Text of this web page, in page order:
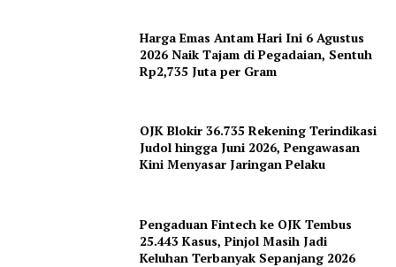
Harga Emas Antam Hari Ini 6 Agustus
2026 Naik Tajam di Pegadaian, Sentuh
Rp2,735 Juta per Gram
OJK Blokir 36.735 Rekening Terindikasi
Judol hingga Juni 2026, Pengawasan
Kini Menyasar Jaringan Pelaku
Pengaduan Fintech ke OJK Tembus
25.443 Kasus, Pinjol Masih Jadi
Keluhan Terbanyak Sepanjang 2026